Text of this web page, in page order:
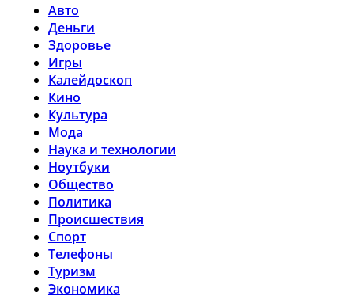
Авто
Деньги
Здоровье
Игры
Калейдоскоп
Кино
Культура
Мода
Наука и технологии
Ноутбуки
Общество
Политика
Происшествия
Спорт
Телефоны
Туризм
Экономика